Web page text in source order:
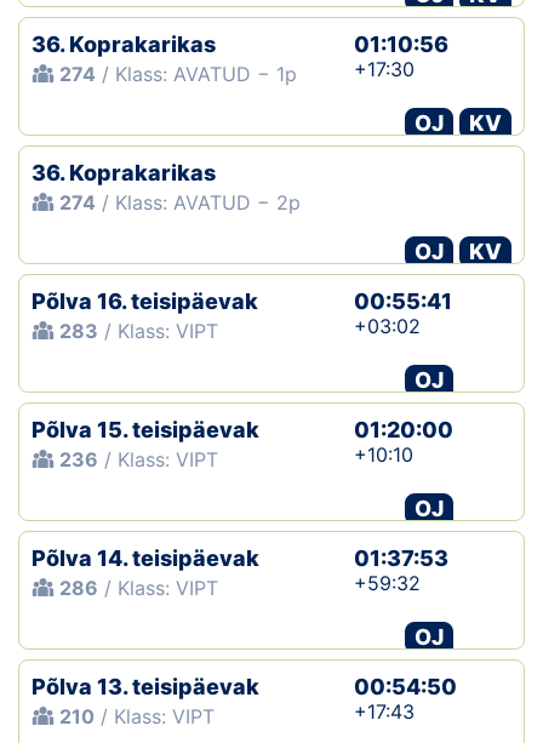
36. Koprakarikas
274 / Klass: AVATUD − 1p
01:10:56
+17:30
OJ
KV
36. Koprakarikas
274 / Klass: AVATUD − 2p
OJ
KV
Põlva 16. teisipäevak
283 / Klass: VIPT
00:55:41
+03:02
OJ
Põlva 15. teisipäevak
236 / Klass: VIPT
01:20:00
+10:10
OJ
Põlva 14. teisipäevak
286 / Klass: VIPT
01:37:53
+59:32
OJ
Põlva 13. teisipäevak
210 / Klass: VIPT
00:54:50
+17:43